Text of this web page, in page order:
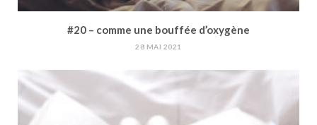
#20 – comme une bouffée d’oxygène
28 MAI 2021